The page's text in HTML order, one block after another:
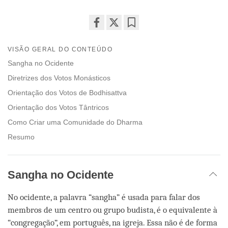
on
VISÃO GERAL DO CONTEÚDO
Sangha no Ocidente
Diretrizes dos Votos Monásticos
Orientação dos Votos de Bodhisattva
Orientação dos Votos Tântricos
Como Criar uma Comunidade do Dharma
Resumo
Sangha no Ocidente
No ocidente, a palavra “sangha” é usada para falar dos
membros de um centro ou grupo budista, é o equivalente à
“congregação”, em português, na igreja. Essa não é de forma